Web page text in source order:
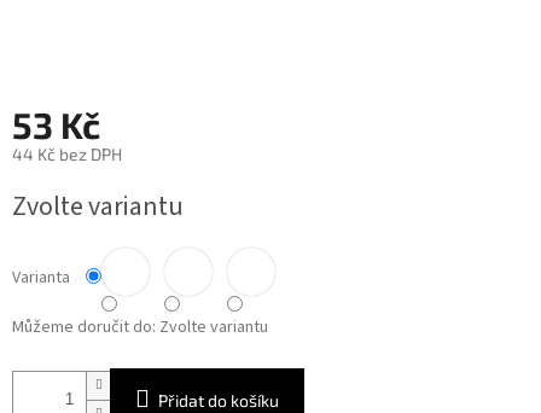
53 Kč
44 Kč bez DPH
cena:
Zvolte variantu
Varianta
Můžeme doručit do: Zvolte variantu
Přidat do košíku